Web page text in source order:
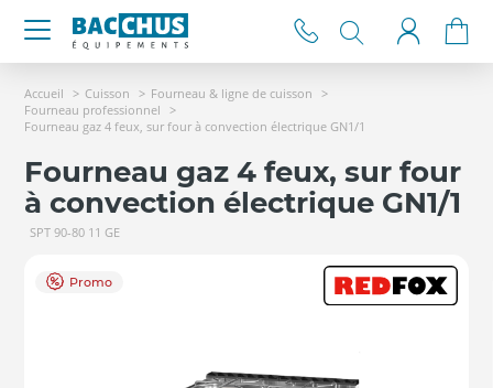
Accueil Cuisson
Fourneau & ligne de cuisson
Fourneau professionnel
Fourneau gaz 4 feux, sur four à convection électrique GN1/1
Fourneau gaz 4 feux, sur four
à convection électrique GN1/1
SPT 90-80 11 GE
Promo